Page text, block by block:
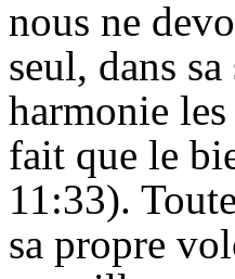
nous ne
seul, dans
harmonie
fait que le
11:33).
sa propre